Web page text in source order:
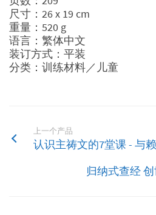
尺寸：26 x 19 cm
重量：520 g
语言：繁体中文
装订方式：平装
分类：训练材料／儿童
上一个产品
认识主祷文的7堂课 - 与
归纳式查经 创